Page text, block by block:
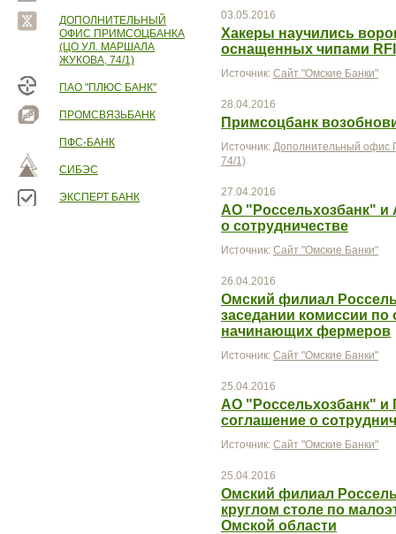
ДОПОЛНИТЕЛЬНЫЙ
ОФИС ПРИМСОЦБАНКА
(ЦО УЛ. МАРШАЛА
ЖУКОВА, 74/1)
ПАО "ПЛЮС БАНК"
ПРОМСВЯЗЬБАНК
ПФС-БАНК
СИБЭС
ЭКСПЕРТ БАНК
03.05.2016
Хакеры научились
оснащенных чипами
Источник: Сайт "Омские Банки"
28.04.2016
Примсоцбанк
Источник: Дополнительный офис
74/1)
27.04.2016
АО "Россельхозбанк" и
о сотрудничестве
Источник: Сайт "Омские Банки"
26.04.2016
Омский филиал
заседании комиссии по
начинающих фермеров
Источник: Сайт "Омские Банки"
25.04.2016
АО "Россельхозбанк"
соглашение о
Источник: Сайт "Омские Банки"
25.04.2016
Омский филиал
круглом столе по
Омской области